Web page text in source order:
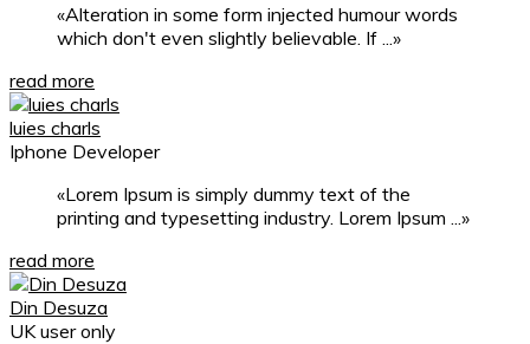
Alteration in some form injected humour words
which don't even slightly believable. If ...
read more
luies charls
Iphone Developer
Lorem Ipsum is simply dummy text of the
printing and typesetting industry. Lorem Ipsum ...
read more
Din Desuza
UK user only